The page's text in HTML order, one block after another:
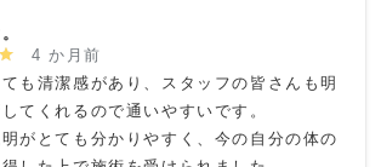
4 か月前
も清潔感があり、スタッフの皆さんも明
てくれるので通いやすいです。
がとても分かりやすく、今の自分の体の